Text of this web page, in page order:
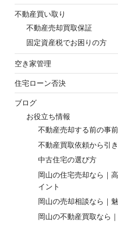
不動産買い取り
不動産売却買取保証
固定資産税でお困りの方
空き家管理
住宅ローン否決
ブログ
お役立ち情報
不動産売却する前の事
不動産買取依頼から引
中古住宅の選び方
岡山の住宅売却なら｜
イント
岡山の売却相談なら｜
岡山の不動産買取なら